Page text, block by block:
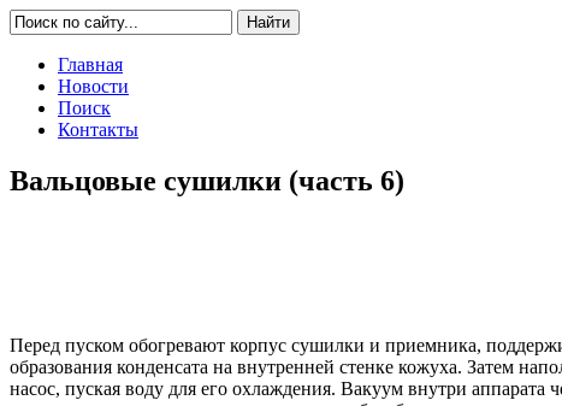
Главная
Новости
Поиск
Контакты
Вальцовые сушилки (часть 6)
Перед пуском обогревают корпус сушилки и приемника,
образования конденсата на внутренней стенке кожуха. Затем
насос, пуская воду для его охлаждения. Вакуум внутри